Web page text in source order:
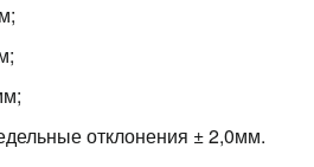
отклонения ± 2,0мм.